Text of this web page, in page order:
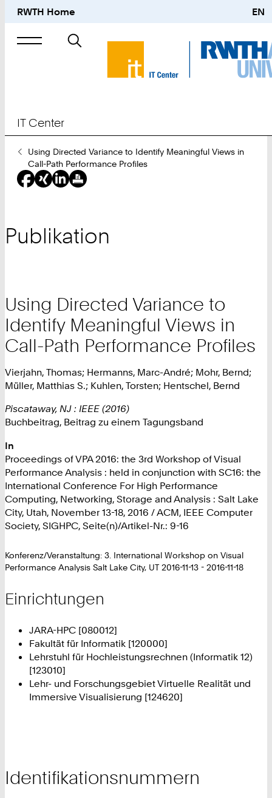
RWTH Home EN
Suche
nach
IT Center
Sie
sind
hier:
Using Directed Variance to Identify Meaningful Views in
Call-Path Performance Profiles
Publikation
Using Directed Variance to
Identify Meaningful Views in
Call-Path Performance Profiles
Vierjahn, Thomas; Hermanns, Marc-André; Mohr, Bernd;
Müller, Matthias S.; Kuhlen, Torsten; Hentschel, Bernd
Piscataway, NJ : IEEE (2016)
Buchbeitrag, Beitrag zu einem Tagungsband
In
Proceedings of VPA 2016: the 3rd Workshop of Visual
Performance Analysis : held in conjunction with SC16: the
International Conference For High Performance
Computing, Networking, Storage and Analysis : Salt Lake
City, Utah, November 13-18, 2016 / ACM, IEEE Computer
Society, SIGHPC, Seite(n)/Artikel-Nr.: 9-16
Konferenz/Veranstaltung: 3. International Workshop on Visual
Performance Analysis Salt Lake City, UT 2016-11-13 - 2016-11-18
Einrichtungen
JARA-HPC [080012]
Fakultät für Informatik [120000]
Lehrstuhl für Hochleistungsrechnen (Informatik 12)
[123010]
Lehr- und Forschungsgebiet Virtuelle Realität und
Immersive Visualisierung [124620]
Identifikationsnummern